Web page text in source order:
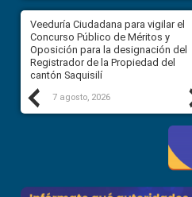
Previous
Veeduría Ciudadana para vigilar el
Concurso Público de Méritos y
Oposición para la designación del
Registrador de la Propiedad del
cantón Saquisilí
7 agosto, 2026